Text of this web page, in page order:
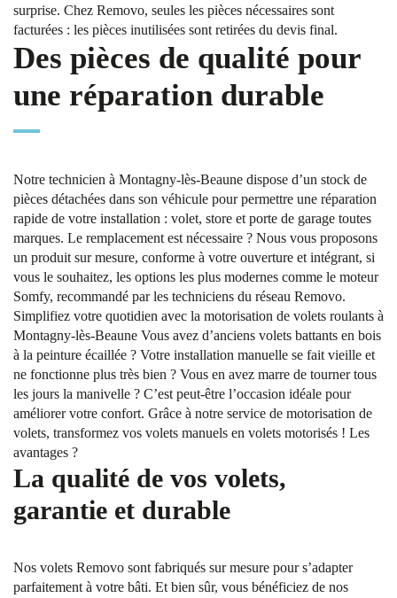
surprise. Chez Removo, seules les pièces nécessaires sont
facturées : les pièces inutilisées sont retirées du devis final.
Des pièces de qualité pour
une réparation durable
Notre technicien à Montagny-lès-Beaune dispose d’un stock de
pièces détachées dans son véhicule pour permettre une réparation
rapide de votre installation : volet, store et porte de garage toutes
marques. Le remplacement est nécessaire ? Nous vous proposons
un produit sur mesure, conforme à votre ouverture et intégrant, si
vous le souhaitez, les options les plus modernes comme le moteur
Somfy, recommandé par les techniciens du réseau Removo.
Simplifiez votre quotidien avec la motorisation de volets roulants à
Montagny-lès-Beaune Vous avez d’anciens volets battants en bois
à la peinture écaillée ? Votre installation manuelle se fait vieille et
ne fonctionne plus très bien ? Vous en avez marre de tourner tous
les jours la manivelle ? C’est peut-être l’occasion idéale pour
améliorer votre confort. Grâce à notre service de motorisation de
volets, transformez vos volets manuels en volets motorisés ! Les
avantages ?
La qualité de vos volets,
garantie et durable
Nos volets Removo sont fabriqués sur mesure pour s’adapter
parfaitement à votre bâti. Et bien sûr, vous bénéficiez de nos